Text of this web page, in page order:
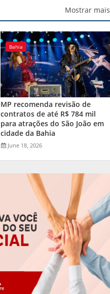
Mostrar mais
Bahia
MP recomenda revisão de
contratos de até R$ 784 mil
para atrações do São João em
cidade da Bahia
June 18, 2026